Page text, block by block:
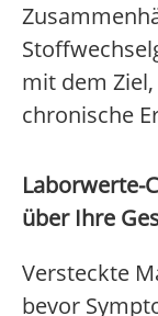
mit dem
chronische
Laborwerte-
über Ihre
Versteckte
bevor